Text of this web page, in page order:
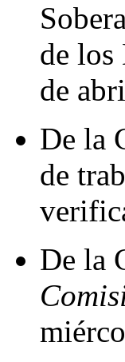
de los
de
De la
de
De la